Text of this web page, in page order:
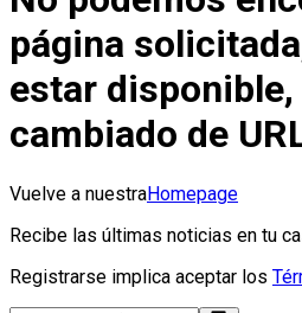
página
estar disponible,
cambiado de
Vuelve a nuestraHomepage
Recibe las últimas noticias en tu
Registrarse implica aceptar los